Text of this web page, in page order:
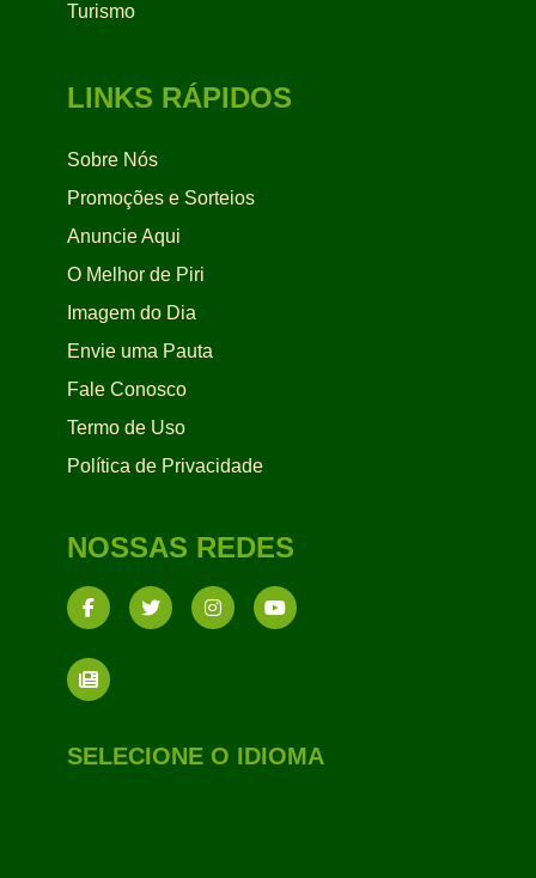
Turismo
LINKS RÁPIDOS
Sobre Nós
Promoções e Sorteios
Anuncie Aqui
O Melhor de Piri
Imagem do Dia
Envie uma Pauta
Fale Conosco
Termo de Uso
Política de Privacidade
NOSSAS REDES
SELECIONE O IDIOMA